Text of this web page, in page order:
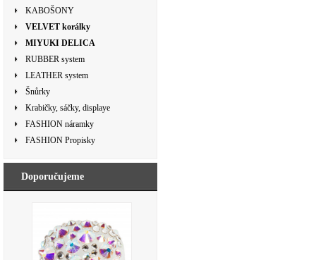
KABOŠONY
VELVET korálky
MIYUKI DELICA
RUBBER system
LEATHER system
Šnůrky
Krabičky, sáčky, displaye
FASHION náramky
FASHION Propisky
Doporučujeme